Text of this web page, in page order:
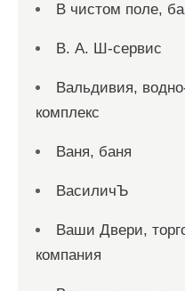
В чистом поле,
В. А. Ш-сервис
Вальдивия,
комплекс
Ваня, баня
ВасиличЪ
Ваши Двери,
компания